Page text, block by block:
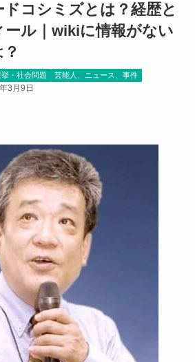
ドコシミズとは？経歴と
ール｜wikiに情報がない
・社会問題 芸能人、ニュース、事件
3月9日